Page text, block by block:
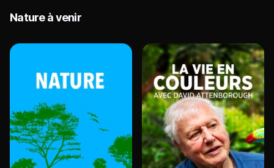
Nature à venir